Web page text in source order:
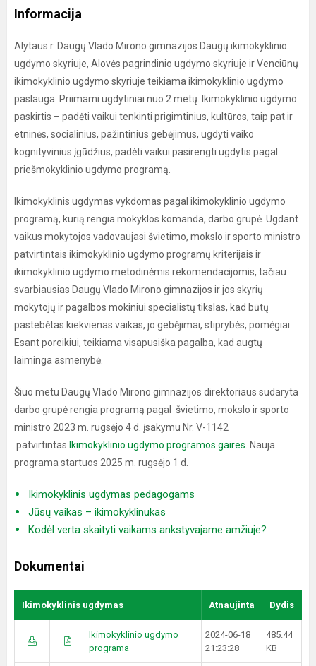
Informacija
Alytaus r. Daugų Vlado Mirono gimnazijos Daugų ikimokyklinio
ugdymo skyriuje, Alovės pagrindinio ugdymo skyriuje ir Venciūnų
ikimokyklinio ugdymo skyriuje teikiama ikimokyklinio ugdymo
paslauga. Priimami ugdytiniai nuo 2 metų. Ikimokyklinio ugdymo
paskirtis – padėti vaikui tenkinti prigimtinius, kultūros, taip pat ir
etninės, socialinius, pažintinius gebėjimus, ugdyti vaiko
kognityvinius įgūdžius, padėti vaikui pasirengti ugdytis pagal
priešmokyklinio ugdymo programą.
Ikimokyklinis ugdymas vykdomas pagal ikimokyklinio ugdymo
programą, kurią rengia mokyklos komanda, darbo grupė. Ugdant
vaikus mokytojos vadovaujasi švietimo, mokslo ir sporto ministro
patvirtintais ikimokyklinio ugdymo programų kriterijais ir
ikimokyklinio ugdymo metodinėmis rekomendacijomis, tačiau
svarbiausias Daugų Vlado Mirono gimnazijos ir jos skyrių
mokytojų ir pagalbos mokiniui specialistų tikslas, kad būtų
pastebėtas kiekvienas vaikas, jo gebėjimai, stiprybės, pomėgiai.
Esant poreikiui, teikiama visapusiška pagalba, kad augtų
laiminga asmenybė.
Šiuo metu Daugų Vlado Mirono gimnazijos direktoriaus sudaryta
darbo grupė rengia programą pagal švietimo, mokslo ir sporto
ministro 2023 m. rugsėjo 4 d. įsakymu Nr. V-1142
patvirtintas Ikimokyklinio ugdymo programos gaires. Nauja
programa startuos 2025 m. rugsėjo 1 d.
Ikimokyklinis ugdymas pedagogams
Jūsų vaikas – ikimokyklinukas
Kodėl verta skaityti vaikams ankstyvajame amžiuje?
Dokumentai
Ikimokyklinis ugdymas Atnaujinta Dydis
Ikimokyklinio ugdymo
programa
2024-06-18
21:23:28
485.44
KB